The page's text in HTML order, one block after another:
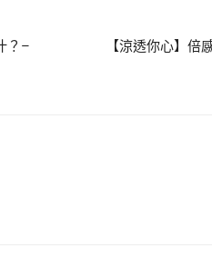
？–
【涼透你心】